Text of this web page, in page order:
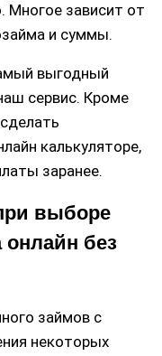
Многое зависит от
и суммы.
выгодный
сервис. Кроме
калькуляторе,
заранее.
выборе
без
займов с
некоторых